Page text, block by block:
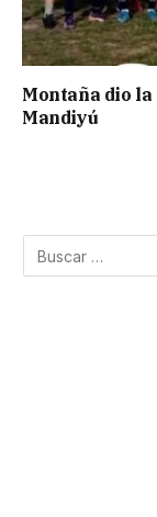
Montaña dio
Mandiyú